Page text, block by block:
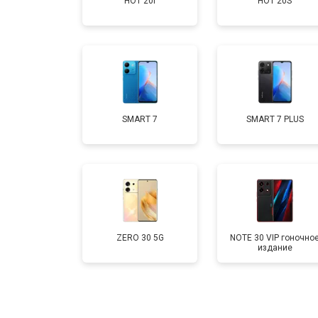
Замена кнопки включения
Ремонт цепи питания
SMART 7 SMART 7 PLUS
ZERO 30 5G
NOTE 30 VIP
издание